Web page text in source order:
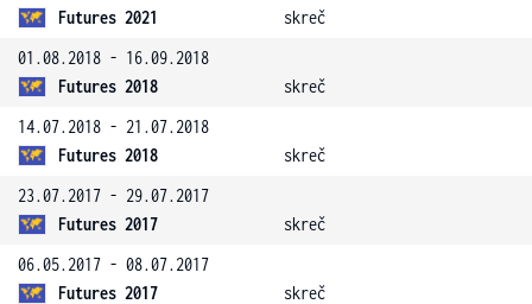
Futures 2021
skreč
01.08.2018 - 16.09.2018
Futures 2018
skreč
14.07.2018 - 21.07.2018
Futures 2018
skreč
23.07.2017 - 29.07.2017
Futures 2017
skreč
06.05.2017 - 08.07.2017
Futures 2017
skreč